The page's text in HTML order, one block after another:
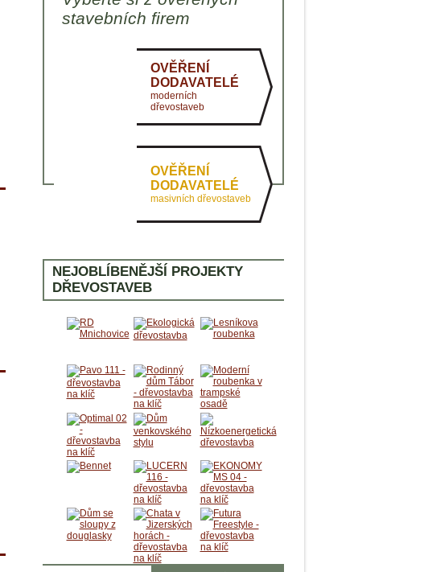
AKTUÁLNĚ
ZDRAVÉ BYDLENÍ
stavebních firem
OVĚŘENÍ
DODAVATELÉ
moderních
dřevostaveb
OVĚŘENÍ
DODAVATELÉ
masivních dřevostaveb
NEJOBLÍBENĚJŠÍ PROJEKTY
DŘEVOSTAVEB